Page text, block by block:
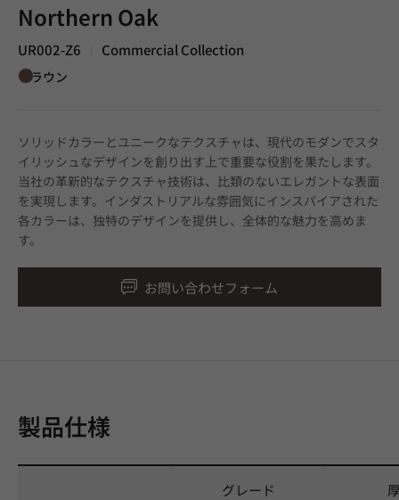
Northern Oak
UR002-Z6 Commercial Collection
ブラウン
ソリッドカラーとユニークなテクスチャは、現代のモダンでスタ
イリッシュなデザインを創り出す上で重要な役割を果たします。
当社の革新的なテクスチャ技術は、比類のないエレガントな表面
を実現します。インダストリアルな雰囲気にインスパイアされた
各カラーは、独特のデザインを提供し、全体的な魅力を高めま
す。
お問い合わせフォーム
製品仕様
グレード